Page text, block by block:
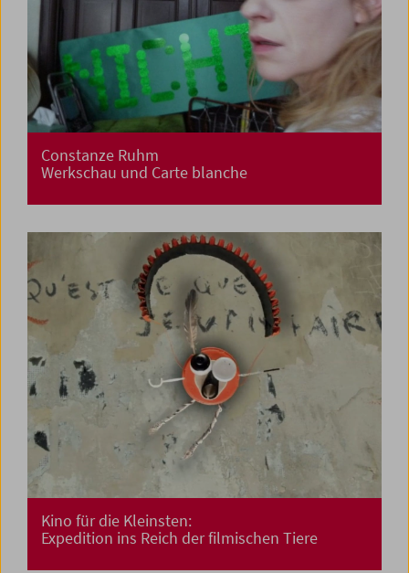
Constanze Ruhm
Werkschau und Carte blanche
Kino für die Kleinsten:
Expedition ins Reich der filmischen Tiere